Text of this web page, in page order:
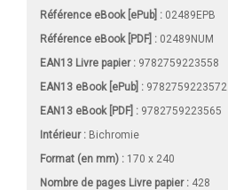
Référence eBook [ePub] : 02489EPB
Référence eBook [PDF] : 02489NUM
EAN13 Livre papier : 9782759223558
EAN13 eBook [ePub] : 9782759223572
EAN13 eBook [PDF] : 9782759223565
Intérieur : Bichromie
Format (en mm) : 170 x 240
Nombre de pages Livre papier: 428